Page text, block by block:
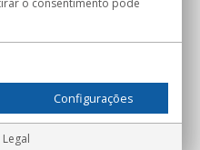
o consentimento pode
Configurações